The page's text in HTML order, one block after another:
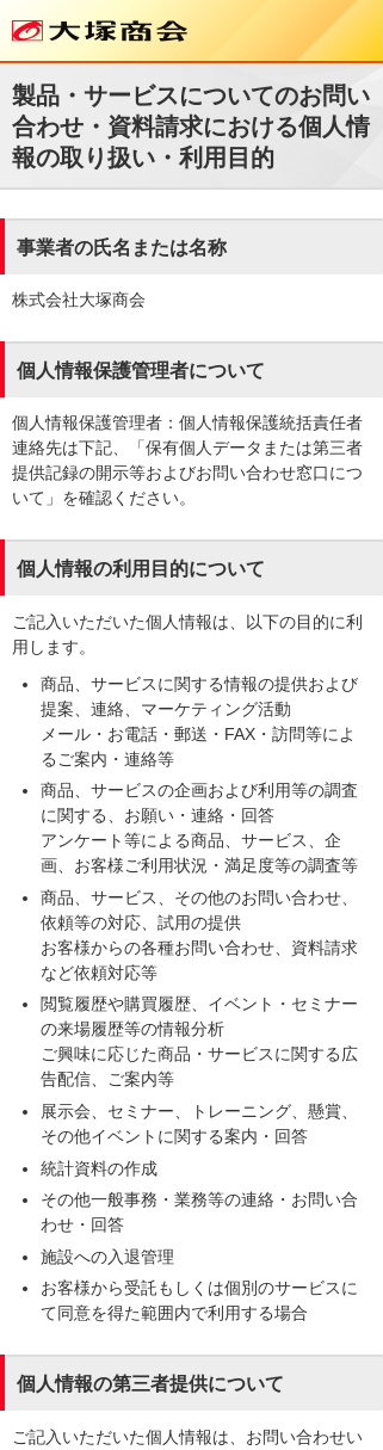
製品・サービスについてのお問い
合わせ・資料請求における個人情
報の取り扱い・利用目的
事業者の氏名または名称
株式会社大塚商会
個人情報保護管理者について
個人情報保護管理者：個人情報保護統括責任者
連絡先は下記、「保有個人データまたは第三者
提供記録の開示等およびお問い合わせ窓口につ
いて」を確認ください。
個人情報の利用目的について
ご記入いただいた個人情報は、以下の目的に利
用します。
商品、サービスに関する情報の提供および
提案、連絡、マーケティング活動
メール・お電話・郵送・FAX・訪問等によ
るご案内・連絡等
商品、サービスの企画および利用等の調査
に関する、お願い・連絡・回答
アンケート等による商品、サービス、企
画、お客様ご利用状況・満足度等の調査等
商品、サービス、その他のお問い合わせ、
依頼等の対応、試用の提供
お客様からの各種お問い合わせ、資料請求
など依頼対応等
閲覧履歴や購買履歴、イベント・セミナー
の来場履歴等の情報分析
ご興味に応じた商品・サービスに関する広
告配信、ご案内等
展示会、セミナー、トレーニング、懸賞、
その他イベントに関する案内・回答
統計資料の作成
その他一般事務・業務等の連絡・お問い合
わせ・回答
施設への入退管理
お客様から受託もしくは個別のサービスに
て同意を得た範囲内で利用する場合
個人情報の第三者提供について
ご記入いただいた個人情報は、お問い合わせい